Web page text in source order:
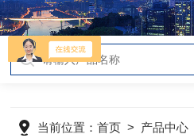
当前位置：首页 > 产品中心